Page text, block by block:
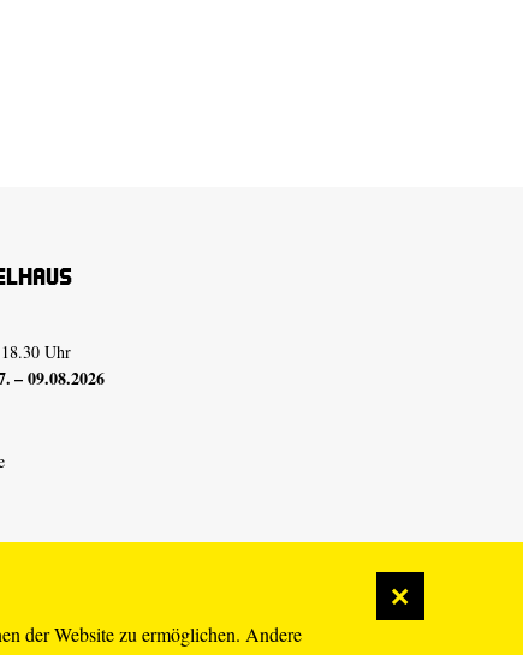
der Website zu ermöglichen. Andere
Uhr
– 09.08.2026